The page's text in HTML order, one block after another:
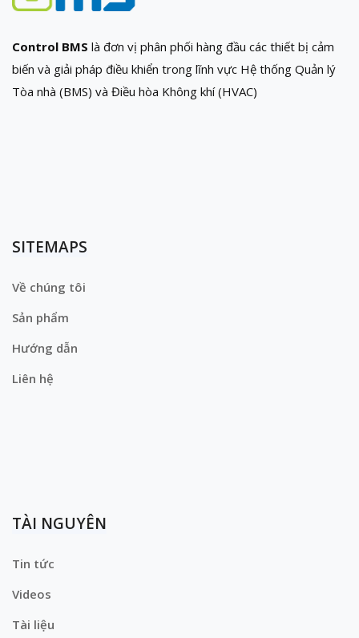
Control BMS là đơn vị phân phối hàng đầu các thiết bị cảm
biến và giải pháp điều khiển trong lĩnh vực Hệ thống Quản lý
Tòa nhà (BMS) và Điều hòa Không khí (HVAC)
SITEMAPS
Về chúng tôi
Sản phẩm
Hướng dẫn
Liên hệ
TÀI NGUYÊN
Tin tức
Videos
Tài liệu